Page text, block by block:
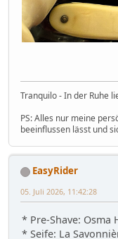
Tranquilo - In der Ruhe
PS: Alles nur meine
beeinflussen lässt und
EasyRider
05. Juli 2026, 11:42:28
* Pre-Shave: Osma
* Seife: La